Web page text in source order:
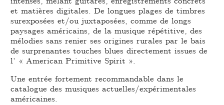
et matières digitales. De longues plages de timbres
surexposées et/ou juxtaposées, comme de longs
paysages américains, de la musique répétitive, des
mélodies sans renier ses origines rurales par le bais
de surprenantes touches blues directement issues de
l’ « American Primitive Spirit ».
Une entrée fortement recommandable dans le
catalogue des musiques actuelles/expérimentales
américaines.